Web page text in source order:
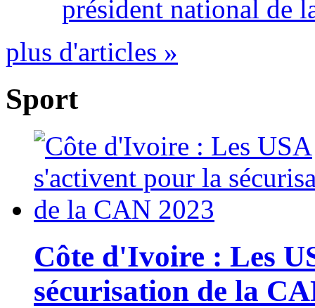
président national de
plus d'articles »
Sport
Côte d'Ivoire : Les
sécurisation de la